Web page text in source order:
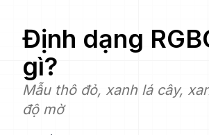
Định dạng
gì?
Mẫu thô đỏ, xanh lá cây,
độ mờ